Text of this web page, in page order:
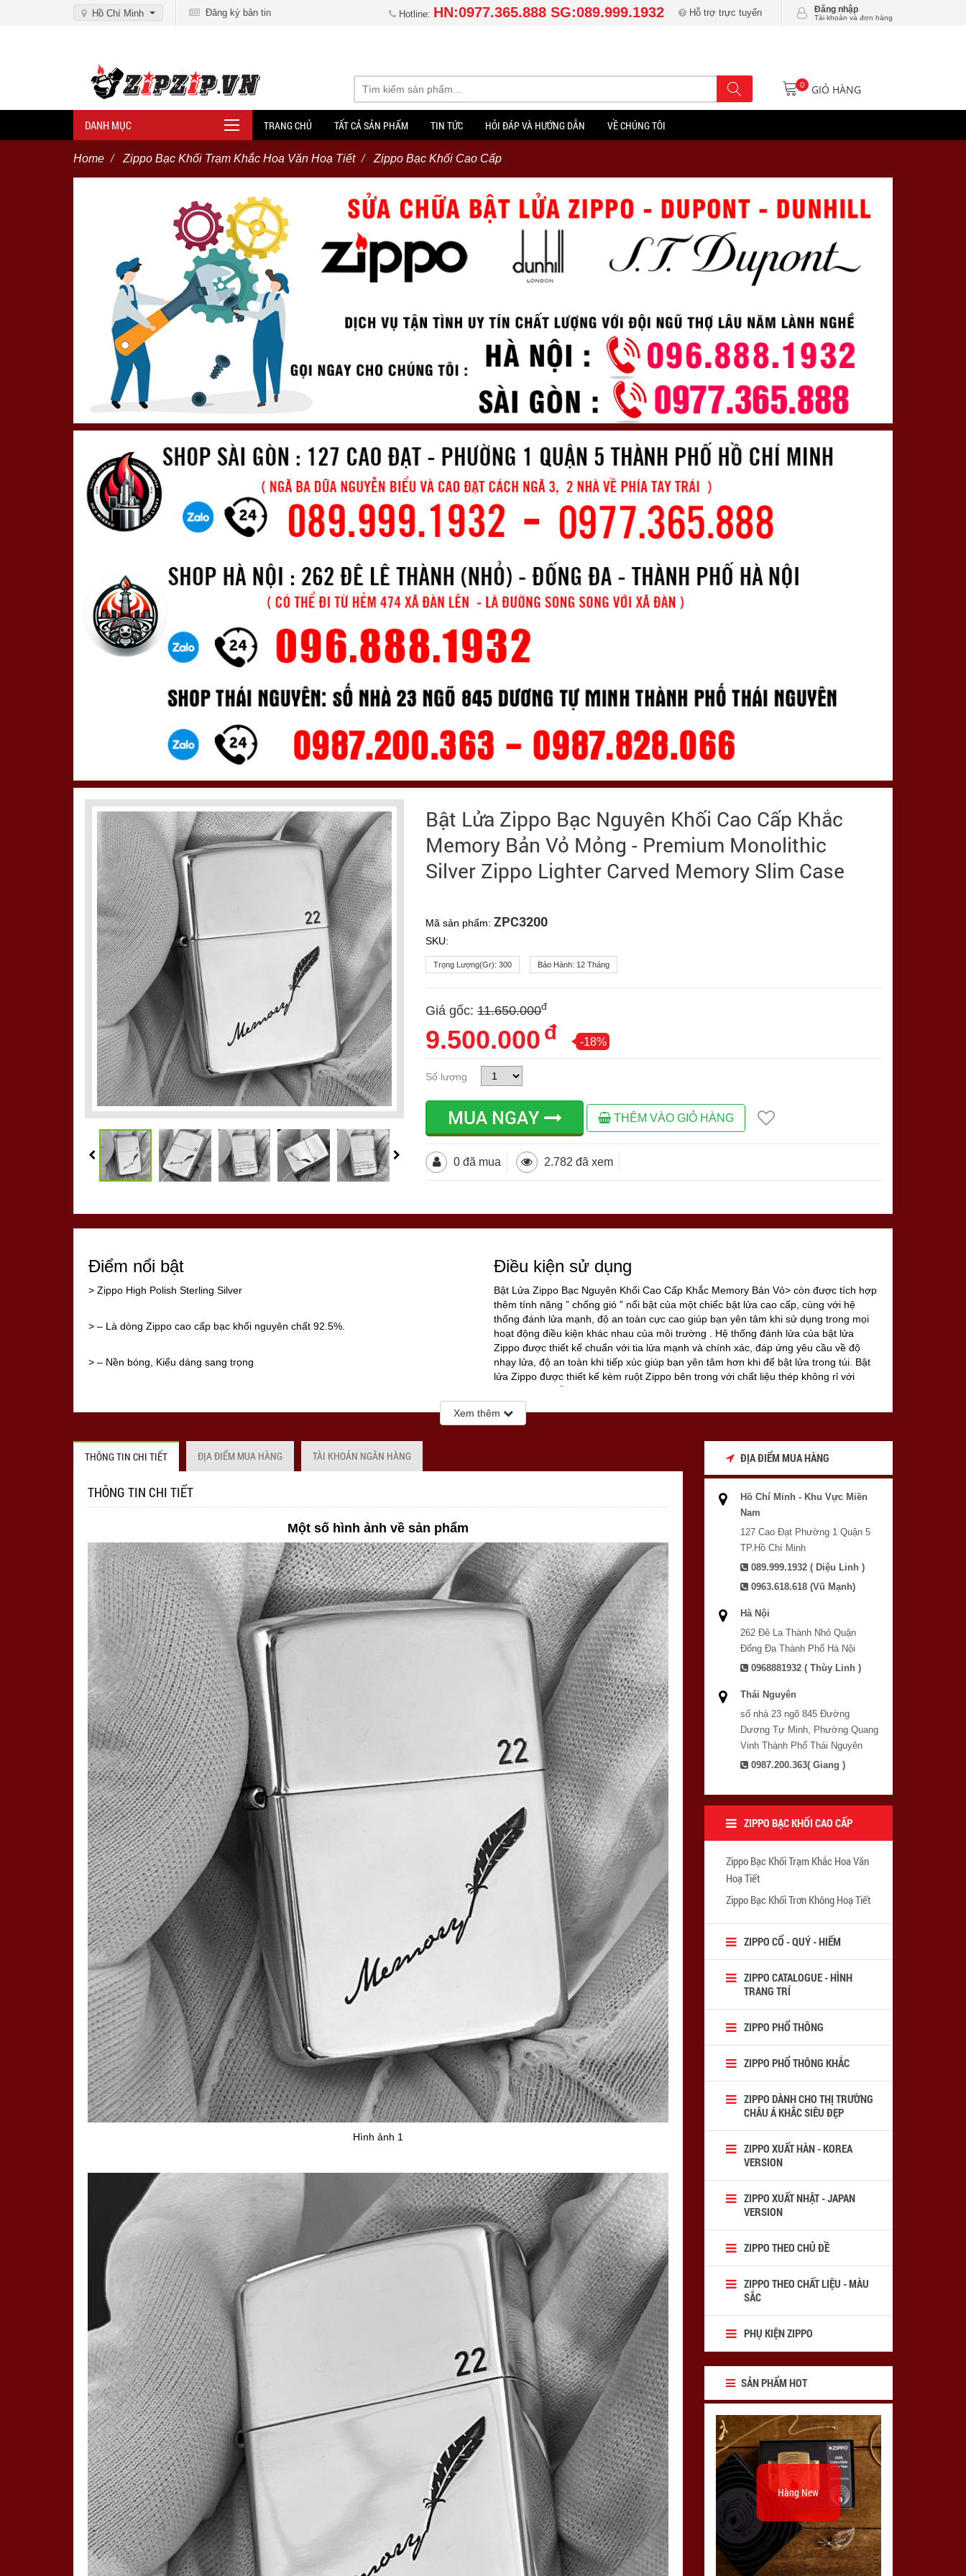
Hồ Chí Minh Đăng ký bản tin Hotline: HN:0977.365.888 SG:089.999.1932 Hỗ trợ trực tuyến Đăng nhập
Tài khoản và đơn hàng
0 GIỎ HÀNG
DANH MỤC TRANG CHỦ TẤT CẢ SẢN PHẨM TIN TỨC HỎI ĐÁP VÀ HƯỚNG DẪN VỀ CHÚNG TÔI
Home Zippo Bạc Khối Trạm Khắc Hoa Văn Hoạ Tiết Zippo Bạc Khối Cao Cấp
Bật Lửa Zippo Bạc Nguyên Khối Cao Cấp Khắc
Memory Bản Vỏ Mỏng - Premium Monolithic
Silver Zippo Lighter Carved Memory Slim Case
Mã sản phẩm:ZPC3200
SKU:
Trọng Lượng(gr):300 Bảo Hành: 12 Tháng
Giá gốc: 11.650.000đ
9.500.000 đ -18%
Số lượng
MUA NGAY THÊM VÀO GIỎ HÀNG
0 đã mua 2.782 đã xem
Điểm nổi bật
> Zippo High Polish Sterling Silver
> – Là dòng Zippo cao cấp bạc khối nguyên chất 92.5%.
> – Nền bóng, Kiểu dáng sang trọng
> – Hàng cao cấp của hãng Zippo
> – Hàng mới, chính hãng Mỹ 100%, full box
> ***Lưu ý: Năm sản xuất của bật lửa Zippo có thể thay đổi tùy vào thời điểm Quý
khách đặt hàng.
Điều kiện sử dụng
Bật Lửa Zippo Bạc Nguyên Khối Cao Cấp Khắc Memory Bản Vỏ> còn được tích hợp
thêm tính năng ” chống gió ” nổi bật của một chiếc bật lửa cao cấp, cùng với hệ
thống đánh lửa mạnh, độ an toàn cực cao giúp bạn yên tâm khi sử dụng trong mọi
hoạt động điều kiện khác nhau của môi trường . Hệ thống đánh lửa của bật lửa
Zippo được thiết kế chuẩn với tia lửa mạnh và chính xác, đáp ứng yêu cầu về độ
nhạy lửa, độ an toàn khi tiếp xúc giúp bạn yên tâm hơn khi để bật lửa trong túi. Bật
lửa Zippo được thiết kế kèm ruột Zippo bên trong với chất liệu thép không rỉ với
thổi mạnh, thậm chí bạn có thể để trước quạt máy ngọn lửa Zippo vẫn không tắt
lửa.
Xem thêm
THÔNG TIN CHI TIẾT ĐỊA ĐIỂM MUA HÀNG TÀI KHOẢN NGÂN HÀNG
THÔNG TIN CHI TIẾT
Một số hình ảnh về sản phẩm
Hình ảnh 1
ĐỊA ĐIỂM MUA HÀNG
Hồ Chí Minh - Khu Vực Miền
Nam
127 Cao Đạt Phường 1 Quận 5
TP.Hồ Chí Minh
089.999.1932 ( Diệu Linh )
0963.618.618 (Vũ Mạnh)
Hà Nội
262 Đê La Thành Nhỏ Quận
Đống Đa Thành Phố Hà Nội
0968881932 ( Thùy Linh )
Thái Nguyên
số nhà 23 ngõ 845 Đường
Dương Tự Minh, Phường Quang
Vinh Thành Phố Thái Nguyên
0987.200.363( Giang )
ZIPPO BẠC KHỐI CAO CẤP
Zippo Bạc Khối Trạm Khắc Hoa Văn
Hoạ Tiết
Zippo Bạc Khối Trơn Không Hoạ Tiết
ZIPPO CỔ - QUÝ - HIẾM
ZIPPO CATALOGUE - HÌNH
TRANG TRÍ
ZIPPO PHỔ THÔNG
ZIPPO PHỔ THÔNG KHẮC
ZIPPO DÀNH CHO THỊ TRƯỜNG
CHÂU Á KHẮC SIÊU ĐẸP
ZIPPO XUẤT HÀN - KOREA
VERSION
ZIPPO XUẤT NHẬT - JAPAN
VERSION
ZIPPO THEO CHỦ ĐỀ
ZIPPO THEO CHẤT LIỆU - MÀU
SẮC
PHỤ KIỆN ZIPPO
SẢN PHẨM HOT
Hàng New